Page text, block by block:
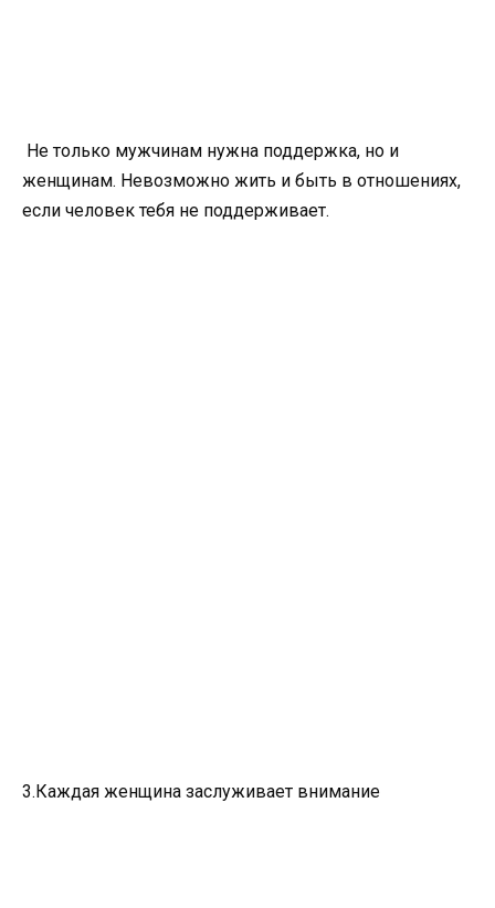
Не только мужчинам нужна поддержка, но и
женщинам. Невозможно жить и быть в отношениях,
если человек тебя не поддерживает.
3.Каждая женщина заслуживает внимание